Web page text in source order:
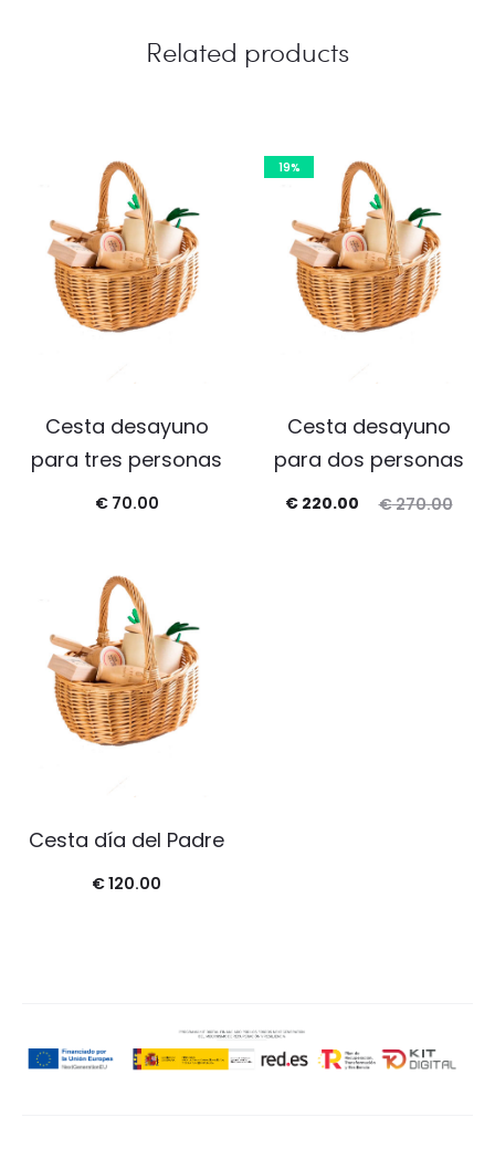
Related products
Cesta desayuno
para tres personas
€70.00
19%
Cesta desayuno
para dos personas
€270.00
€220.00
Cesta día del Padre
€120.00